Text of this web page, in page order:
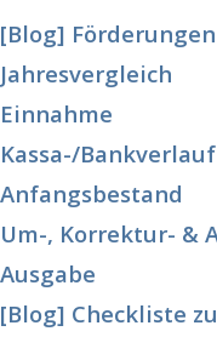
[Blog]
Jahresvergleich
Einnahme
Kassa-/Bankverlauf
Anfangsbestand
Um-, Korrektur- &
Ausgabe
[Blog] Checkliste